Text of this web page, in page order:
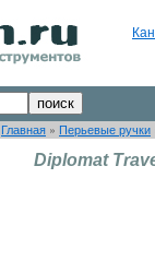
Главная » Перьевые ручки
Diplomat